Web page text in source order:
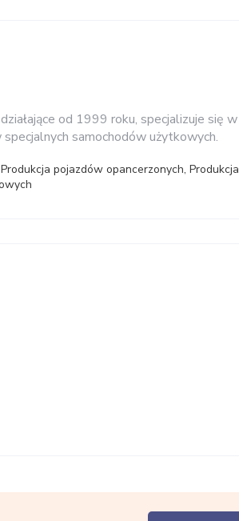
od 1999 roku, specjalizuje się w
samochodów użytkowych.
pojazdów opancerzonych, Produkcja